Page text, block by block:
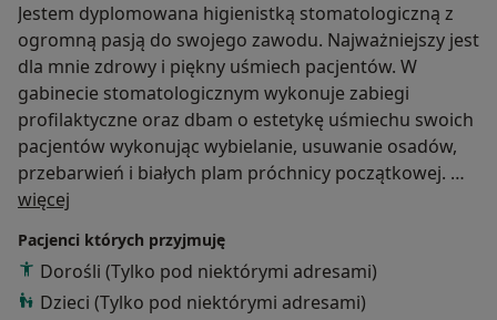
Jestem dyplomowana higienistką stomatologiczną z
ogromną pasją do swojego zawodu. Najważniejszy jest
dla mnie zdrowy i piękny uśmiech pacjentów. W
gabinecie stomatologicznym wykonuje zabiegi
profilaktyczne oraz dbam o estetykę uśmiechu swoich
pacjentów wykonując wybielanie, usuwanie osadów,
przebarwień i białych plam próchnicy początkowej.
Podczas każdej wizyty badam nie tylko stan uzębienia
ale również stan błony śluzowej oraz przyzębia. Gdy
zauważam jakieś nieprawidłowości od razu kieruje na
konsultacje do specjalisty z danej dziedziny.
Podczas wizyt higienizacyjnych uczę pacjentów jak
więcej
Pacjenci których przyjmuję
Dorośli (Tylko pod niektórymi adresami)
Dzieci (Tylko pod niektórymi adresami)